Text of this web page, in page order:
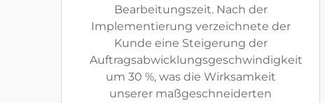
Bearbeitungszeit. Nach der
Implementierung verzeichnete der
Kunde eine Steigerung der
Auftragsabwicklungsgeschwindigkeit
um 30 %, was die Wirksamkeit
unserer maßgeschneiderten